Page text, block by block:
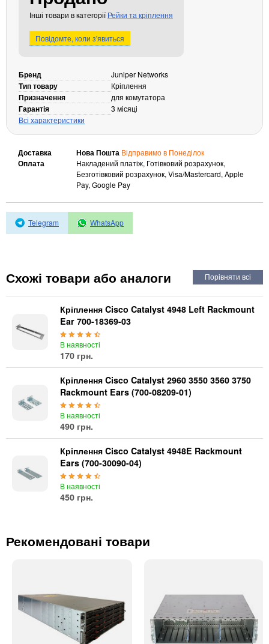
Кабелі та роз'єми
Аксесуари
Павербанки
Кабелі, роз'єми, перехідники
Аксесуари для ноутбуків
Акумулятори
Периферійні пристрої
Відеоспостереження
IP-камери
Інвертори напруги
Інші товари в категоріїРейки та кріплення
Повідомте, коли з'явиться
Бренд Juniper Networks
Тип товару Кріплення
Призначення для комутатора
Гарантія
3 місяці
Всі характеристики
Доставка Нова Пошта Відправимо в Понеділок
Оплата
Накладений платіж, Готівковий розрахунок,
Безготівковий розрахунок, Visa/Mastercard, Apple
Pay, Google Pay
Telegram WhatsApp
Схожі товари або аналоги
Кріплення Cisco Catalyst 4948 Left Rackmount
Ear 700-18369-03
В наявності
170 грн.
Кріплення Cisco Catalyst 2960 3550 3560 3750
Rackmount Ears (700-08209-01)
В наявності
490 грн.
Кріплення Cisco Catalyst 4948E Rackmount
Ears (700-30090-04)
В наявності
450 грн.
Рекомендовані товари